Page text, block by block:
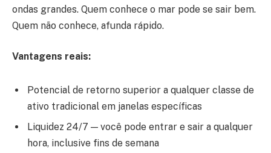
ondas grandes. Quem conhece o mar pode se sair bem.
Quem não conhece, afunda rápido.
Vantagens reais:
Potencial de retorno superior a qualquer classe de
ativo tradicional em janelas específicas
Liquidez 24/7 — você pode entrar e sair a qualquer
hora, inclusive fins de semana